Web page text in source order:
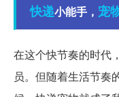
快递小能手， 宠
在这个快节奏的时代
员。但随着生活节奏